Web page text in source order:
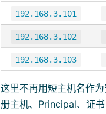
192.168.3.101
192.168.3.102
192.168.3.103
这里不再用短主机名作
册主机、Principal、证书